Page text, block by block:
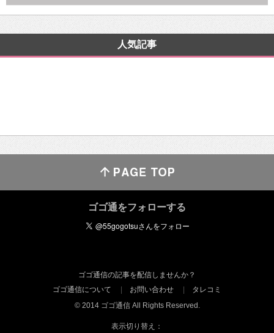
人気記事
ゴゴ通をフォローする
ゴゴ通信の記事を配信しませんか？
ゴゴ通信について
お問い合わせ
タレコミ
© 2014 ゴゴ通信 All Rights Reserved.
表示切り替え：